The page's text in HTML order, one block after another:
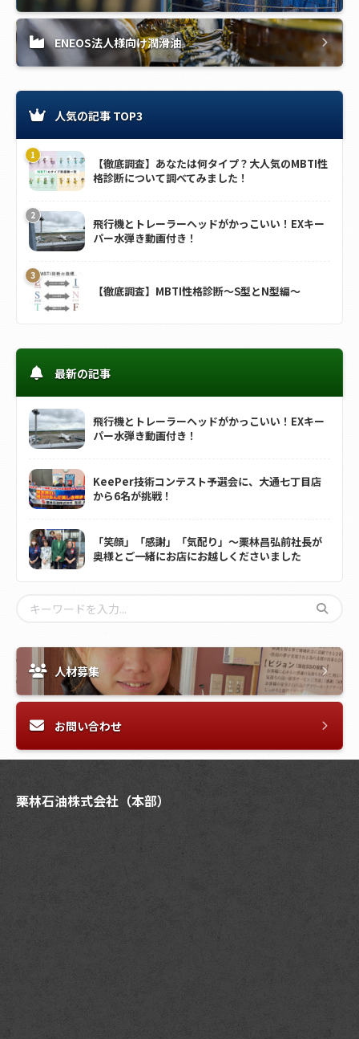
ENEOS法人様向け潤滑油
人気の記事 TOP3
【徹底調査】あなたは何タイプ？大人気のMBTI性
格診断について調べてみました！
飛行機とトレーラーヘッドがかっこいい！EXキー
パー水弾き動画付き！
【徹底調査】MBTI性格診断～S型とN型編～
最新の記事
飛行機とトレーラーヘッドがかっこいい！EXキー
パー水弾き動画付き！
KeePer技術コンテスト予選会に、大通七丁目店
から6名が挑戦！
「笑顔」「感謝」「気配り」～栗林昌弘前社長が
奥様とご一緒にお店にお越しくださいました
人材募集
お問い合わせ
栗林石油株式会社（本部）